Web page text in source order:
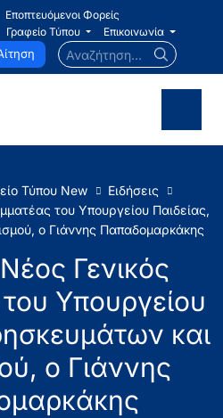
Εποπτευόμενοι Φορείς
Γραφείο Τύπου Επικοινωνία
Αναζήτηση...
Τύπου New
Ειδήσεις
του Υπουργείου Παιδείας,
ο Γιάννης Παπαδομαρκάκης
Γενικός
Υπουργείου
και
ο Γιάννης